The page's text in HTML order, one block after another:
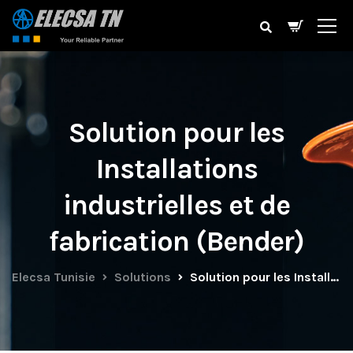
Solution pour les
Installations
industrielles et de
fabrication (Bender)
Elecsa Tunisie Solutions Solution pour les Installations industrielles et de fabrication (Bender)